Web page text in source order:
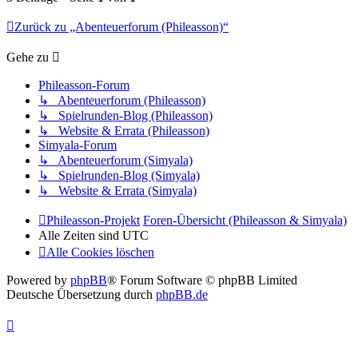
Zurück zu „Abenteuerforum (Phileasson)“
Gehe zu
Phileasson-Forum
↳ Abenteuerforum (Phileasson)
↳ Spielrunden-Blog (Phileasson)
↳ Website & Errata (Phileasson)
Simyala-Forum
↳ Abenteuerforum (Simyala)
↳ Spielrunden-Blog (Simyala)
↳ Website & Errata (Simyala)
Phileasson-Projekt Foren-Übersicht (Phileasson & Simyala)
Alle Zeiten sind UTC
Alle Cookies löschen
Powered by phpBB® Forum Software © phpBB Limited
Deutsche Übersetzung durch phpBB.de